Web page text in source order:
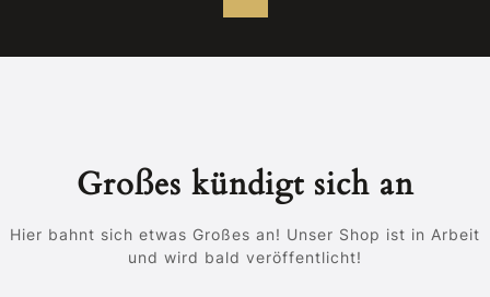
Open
Button
Großes kündigt sich an
Hier bahnt sich etwas Großes an! Unser Shop ist in Arbeit
und wird bald veröffentlicht!